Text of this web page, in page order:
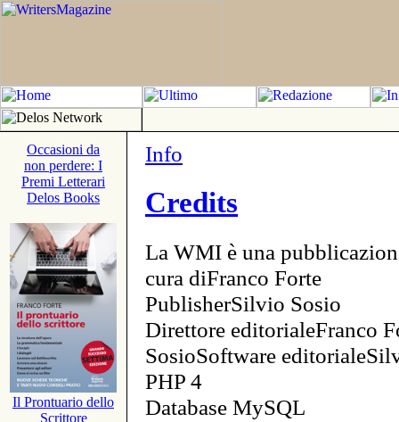
Occasioni da
non perdere: I
Premi Letterari
Delos Books
Il Prontuario dello
Scrittore
Info
Credits
La WMI è una
cura diFranco Forte
PublisherSilvio Sosio
Direttore editorialeFranco
SosioSoftware
PHP 4
Database MySQL